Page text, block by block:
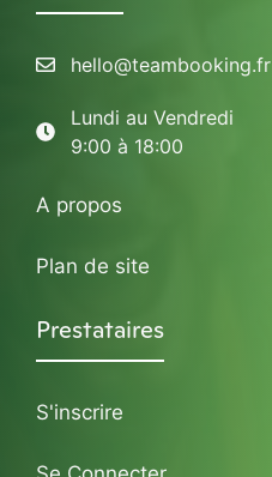
hello@teambooking.fr
Lundi au Vendredi
9:00 à 18:00
A propos
Plan de site
Prestataires
S'inscrire